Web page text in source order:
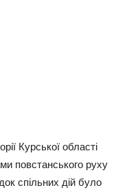
Курської області
повстанського руху
спільних дій було